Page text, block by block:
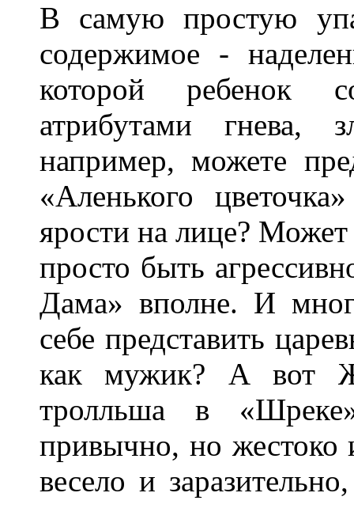
В самую простую
содержимое -
которой ребенок
атрибутами
например, можете
«Аленького
ярости на лице?
просто быть
Дама» вполне. И
себе представить
как мужик? А вот
тролльша в
привычно, но жестоко
весело и